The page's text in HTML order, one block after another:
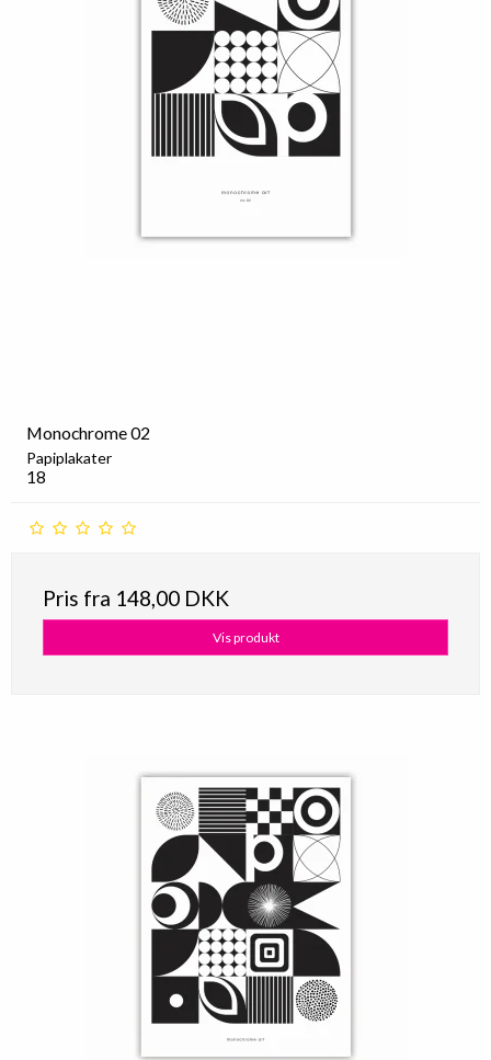
Monochrome 02
Papiplakater
18
Pris fra 148,00 DKK
Vis produkt